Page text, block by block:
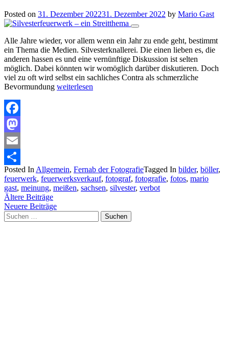
Posted on 31. Dezember 202231. Dezember 2022 by Mario Gast
Alle Jahre wieder, vor allem wenn ein Jahr zu ende geht, bestimmt
ein Thema die Medien. Silvesterknallerei. Die einen lieben es, die
anderen hassen es und eine vernünftige Diskussion ist selten
möglich. Dabei könnten wir womöglich darüber diskutieren. Doch
viel zu oft wird selbst ein sachliches Contra als schmerzliche
Bevormundung weiterlesen
Facebook
Mastodon
Email
Teilen
Posted In Allgemein, Fernab der FotografieTagged In bilder, böller,
feuerwerk, feuerwerksverkauf, fotograf, fotografie, fotos, mario
gast, meinung, meißen, sachsen, silvester, verbot
Beitragsnavigation
Ältere Beiträge
Neuere Beiträge
Suchen
nach: